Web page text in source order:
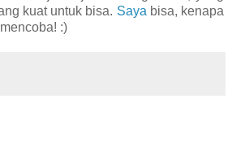
kuat untuk bisa. Saya bisa, kenapa
:)